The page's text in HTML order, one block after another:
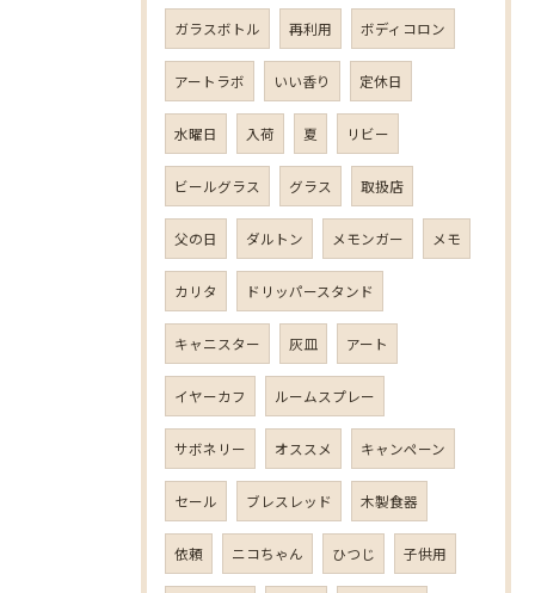
ガラスボトル 再利用 ボディコロン
アートラボ いい香り 定休日
水曜日 入荷 夏 リビー
ビールグラス グラス 取扱店
父の日 ダルトン メモンガー メモ
カリタ ドリッパースタンド
キャニスター 灰皿 アート
イヤーカフ ルームスプレー
サボネリー オススメ キャンペーン
セール ブレスレッド 木製食器
依頼 ニコちゃん ひつじ 子供用